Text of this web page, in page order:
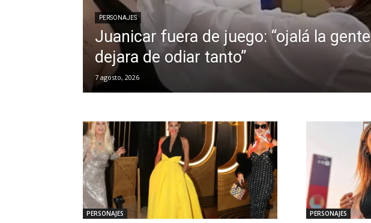
PERSONAJES
Juanicar fuera de juego: “ojalá la gente
dejara de odiar tanto”
7 agosto, 2026
PERSONAJES PERSONAJES